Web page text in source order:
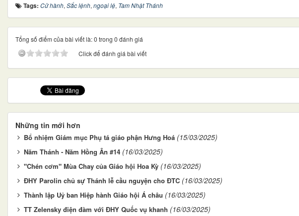
Tags: Cử hành, Sắc lệnh, ngoại lệ, Tam Nhật Thánh
Tổng số điểm của bài viết là: 0 trong 0 đánh giá
Click để đánh giá bài viết
Những tin mới hơn
Bổ nhiệm Giám mục Phụ tá giáo phận Hưng Hoá (15/03/2025)
Năm Thánh - Năm Hồng Ân #14 (16/03/2025)
"Chén cơm" Mùa Chay của Giáo hội Hoa Kỳ (16/03/2025)
ĐHY Parolin chủ sự Thánh lễ cầu nguyện cho ĐTC (16/03/2025)
Thành lập Uỷ ban Hiệp hành Giáo hội Á châu (16/03/2025)
TT Zelensky điện đàm với ĐHY Quốc vụ khanh (16/03/2025)